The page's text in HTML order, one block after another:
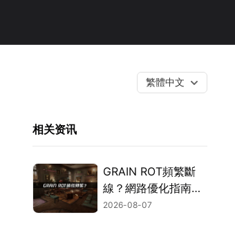
繁體中文
相关资讯
GRAIN ROT頻繁斷
線？網路優化指南一
次搞定！
2026-08-07